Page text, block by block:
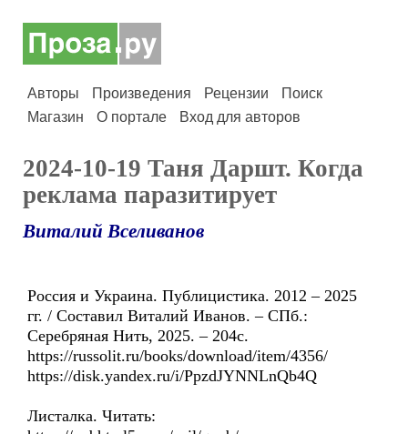
Авторы Произведения Рецензии
Поиск
Магазин
О портале Вход для авторов
2024-10-19 Таня Даршт. Когда
реклама паразитирует
Виталий Вселиванов
Россия и Украина. Публицистика. 2012 – 2025
гг. / Составил Виталий Иванов. – СПб.:
Серебряная Нить, 2025. – 204с.
https://russolit.ru/books/download/item/4356/
https://disk.yandex.ru/i/PpzdJYNNLnQb4Q
Листалка. Читать: